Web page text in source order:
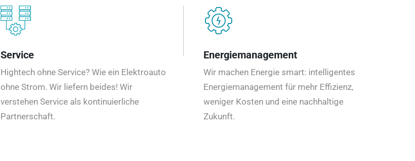
Service
Hightech ohne Service? Wie ein Elektroauto
ohne Strom. Wir liefern beides! Wir
verstehen Service als kontinuierliche
Partnerschaft.
Energiemanagement
Wir machen Energie smart: intelligentes
Energiemanagement für mehr Effizienz,
weniger Kosten und eine nachhaltige
Zukunft.